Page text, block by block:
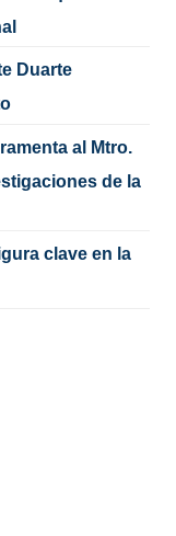
Duarte
al Mtro.
de la
clave en la